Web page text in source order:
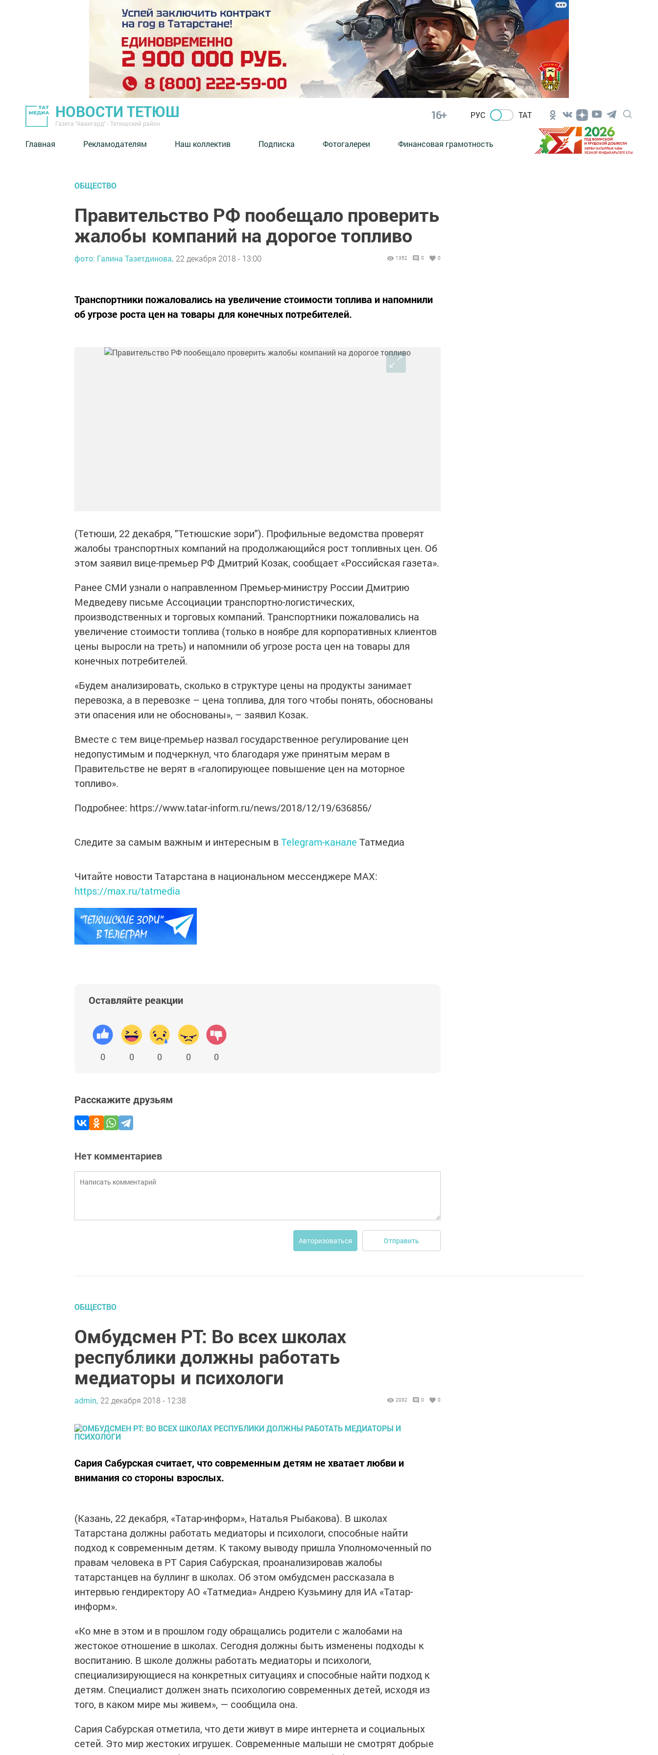
НОВОСТИ ТЕТЮШ
Газета "Авангард" - Тетюшский район
16+ РУС ТАТ
Главная Рекламодателям Наш коллектив Подписка Фотогалереи Финансовая грамотность
ОБЩЕСТВО
Правительство РФ пообещало проверить
жалобы компаний на дорогое топливо
фото: Галина Тазетдинова, 22 декабря 2018 - 13:00 1352 0 0
Транспортники пожаловались на увеличение стоимости топлива и напомнили
об угрозе роста цен на товары для конечных потребителей.
(Тетюши, 22 декабря, "Тетюшские зори"). Профильные ведомства проверят
жалобы транспортных компаний на продолжающийся рост топливных цен. Об
этом заявил вице-премьер РФ Дмитрий Козак, сообщает «Российская газета».
Ранее СМИ узнали о направленном Премьер-министру России Дмитрию
Медведеву письме Ассоциации транспортно-логистических,
производственных и торговых компаний. Транспортники пожаловались на
увеличение стоимости топлива (только в ноябре для корпоративных клиентов
цены выросли на треть) и напомнили об угрозе роста цен на товары для
конечных потребителей.
«Будем анализировать, сколько в структуре цены на продукты занимает
перевозка, а в перевозке – цена топлива, для того чтобы понять, обоснованы
эти опасения или не обоснованы», – заявил Козак.
Вместе с тем вице-премьер назвал государственное регулирование цен
недопустимым и подчеркнул, что благодаря уже принятым мерам в
Правительстве не верят в «галопирующее повышение цен на моторное
топливо».
Подробнее: https://www.tatar-inform.ru/news/2018/12/19/636856/
Следите за самым важным и интересным вTelegram-канале Татмедиа
Читайте новости Татарстана в национальном мессенджере MАХ:
https://max.ru/tatmedia
Оставляйте реакции
0 0 0 0 0
Расскажите друзьям
Нет комментариев
Авторизоваться Отправить
ОБЩЕСТВО
Омбудсмен РТ: Во всех школах
республики должны работать
медиаторы и психологи
admin, 22 декабря 2018 - 12:38 2032 0 0
Сария Сабурская считает, что современным детям не хватает любви и
внимания со стороны взрослых.
(Казань, 22 декабря, «Татар-информ», Наталья Рыбакова). В школах
Татарстана должны работать медиаторы и психологи, способные найти
подход к современным детям. К такому выводу пришла Уполномоченный по
правам человека в РТ Сария Сабурская, проанализировав жалобы
татарстанцев на буллинг в школах. Об этом омбудсмен рассказала в
интервью гендиректору АО «Татмедиа» Андрею Кузьмину для ИА «Татар-
информ».
«Ко мне в этом и в прошлом году обращались родители с жалобами на
жестокое отношение в школах. Сегодня должны быть изменены подходы к
воспитанию. В школе должны работать медиаторы и психологи,
специализирующиеся на конкретных ситуациях и способные найти подход к
детям. Специалист должен знать психологию современных детей, исходя из
того, в каком мире мы живем», — сообщила она.
Сария Сабурская отметила, что дети живут в мире интернета и социальных
сетей. Это мир жестоких игрушек. Современные малыши не смотрят добрые